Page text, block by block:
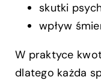
skutki
wpływ
W praktyce
dlatego każda